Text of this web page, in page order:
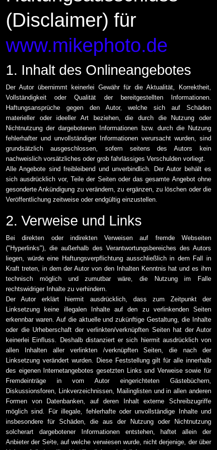
(Disclaimer) für
www.mikephoto.de
1. Inhalt des Onlineangebotes
Der Autor übernimmt keinerlei Gewähr für die Aktualität, Korrektheit,
Vollständigkeit oder Qualität der bereitgestellten Informationen.
Haftungsansprüche gegen den Autor, welche sich auf Schäden
materieller oder ideeller Art beziehen, die durch die Nutzung oder
Nichtnutzung der dargebotenen Informationen bzw. durch die Nutzung
fehlerhafter und unvollständiger Informationen verursacht wurden, sind
grundsätzlich ausgeschlossen, sofern seitens des Autors kein
nachweislich vorsätzliches oder grob fahrlässiges Verschulden vorliegt.
Alle Angebote sind freibleibend und unverbindlich. Der Autor behält es
sich ausdrücklich vor, Teile der Seiten oder das gesamte Angebot ohne
gesonderte Ankündigung zu verändern, zu ergänzen, zu löschen oder die
Veröffentlichung zeitweise oder endgültig einzustellen.
2. Verweise und Links
Bei direkten oder indirekten Verweisen auf fremde Webseiten
("Hyperlinks"), die außerhalb des Verantwortungsbereiches des Autors
liegen, würde eine Haftungsverpflichtung ausschließlich in dem Fall in
Kraft treten, in dem der Autor von den Inhalten Kenntnis hat und es ihm
technisch möglich und zumutbar wäre, die Nutzung im Falle
rechtswidriger Inhalte zu verhindern.
Der Autor erklärt hiermit ausdrücklich, dass zum Zeitpunkt der
Linksetzung keine illegalen Inhalte auf den zu verlinkenden Seiten
erkennbar waren. Auf die aktuelle und zukünftige Gestaltung, die Inhalte
oder die Urheberschaft der verlinkten/verknüpften Seiten hat der Autor
keinerlei Einfluss. Deshalb distanziert er sich hiermit ausdrücklich von
allen Inhalten aller verlinkten /verknüpften Seiten, die nach der
Linksetzung verändert wurden. Diese Feststellung gilt für alle innerhalb
des eigenen Internetangebotes gesetzten Links und Verweise sowie für
Fremdeinträge in vom Autor eingerichteten Gästebüchern,
Diskussionsforen, Linkverzeichnissen, Mailinglisten und in allen anderen
Formen von Datenbanken, auf deren Inhalt externe Schreibzugriffe
möglich sind. Für illegale, fehlerhafte oder unvollständige Inhalte und
insbesondere für Schäden, die aus der Nutzung oder Nichtnutzung
solcherart dargebotener Informationen entstehen, haftet allein der
Anbieter der Seite, auf welche verwiesen wurde, nicht derjenige, der über
Wir benutzen Cookies